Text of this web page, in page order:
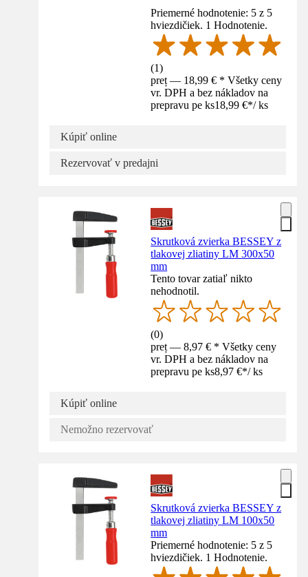
Priemerné hodnotenie: 5 z 5
hviezdičiek. 1 Hodnotenie.
(1)
preț — 18,99 € * Všetky ceny
vr. DPH a bez nákladov na
prepravu pe ks18,99 €*/ ks
Kúpiť online
Rezervovať v predajni
Skrutková zvierka BESSEY z
tlakovej zliatiny LM 300x50
mm
Tento tovar zatiaľ nikto
nehodnotil.
(0)
preț — 8,97 € * Všetky ceny
vr. DPH a bez nákladov na
prepravu pe ks8,97 €*/ ks
Kúpiť online
Nemožno rezervovať
Skrutková zvierka BESSEY z
tlakovej zliatiny LM 100x50
mm
Priemerné hodnotenie: 5 z 5
hviezdičiek. 1 Hodnotenie.